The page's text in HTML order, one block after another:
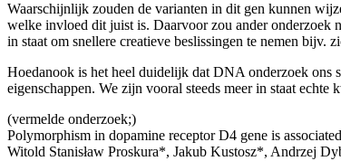
Waarschijnlijk zouden de varianten in dit gen kunnen
welke invloed dit juist is. Daarvoor zou ander onderzoek
in staat om snellere creatieve beslissingen te nemen bijv.
Hoedanook is het heel duidelijk dat DNA onderzoek ons
eigenschappen. We zijn vooral steeds meer in staat
(vermelde onderzoek;)
Polymorphism in dopamine receptor D4 gene is
Witold Stanisław Proskura*, Jakub Kustosz*, Andrzej